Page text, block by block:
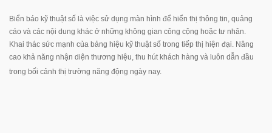
Biển báo kỹ thuật số là việc sử dụng màn hình để hiển thị thông tin, quảng
cáo và các nội dung khác ở những không gian công cộng hoặc tư nhân.
Khai thác sức mạnh của bảng hiệu kỹ thuật số trong tiếp thị hiện đại. Nâng
cao khả năng nhận diện thương hiệu, thu hút khách hàng và luôn dẫn đầu
trong bối cảnh thị trường năng động ngày nay.